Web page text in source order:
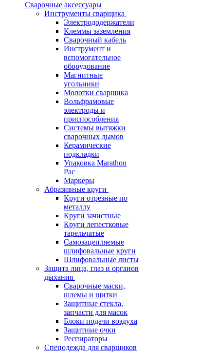
Сварочные аксессуары
Инструменты сварщика
Электрододержатели
Клеммы заземления
Сварочный кабель
Инструмент и
вспомогательное
оборудование
Магнитные
угольники
Молотки сварщика
Вольфрамовые
электроды и
приспособления
Системы вытяжки
сварочных дымов
Керамические
подкладки
Упаковка Marathon
Pac
Маркеры
Абразивные круги
Круги отрезные по
металлу
Круги зачистные
Круги лепестковые
тарельчатые
Самозацепляемые
шлифовальные круги
Шлифовальные листы
Защита лица, глаз и органов
дыхания
Сварочные маски,
шлемы и щитки
Защитные стекла,
запчасти для масок
Блоки подачи воздуха
Защитные очки
Респираторы
Спецодежда для сварщиков